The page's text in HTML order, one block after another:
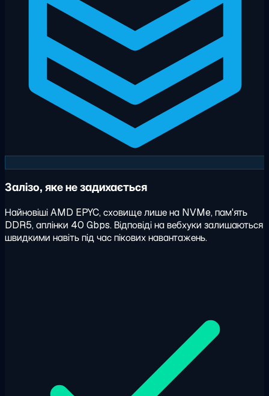
Залізо, яке не задихається
Найновіші AMD EPYC, сховище лише на NVMe, пам'ять
DDR5, аплінки 40 Gbps. Відповіді на вебхуки залишаються
швидкими навіть під час пікових навантажень.